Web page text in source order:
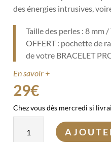
des énergies intrusives,
Taille des perles : 8 mm
OFFERT : pochette de
de votre BRACELET
En savoir +
29€
Chez vous dès mercredi si